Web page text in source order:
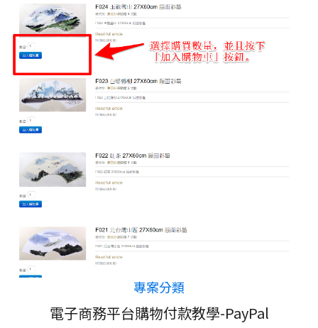
專案分類
電子商務平台購物付款教學-PayPal